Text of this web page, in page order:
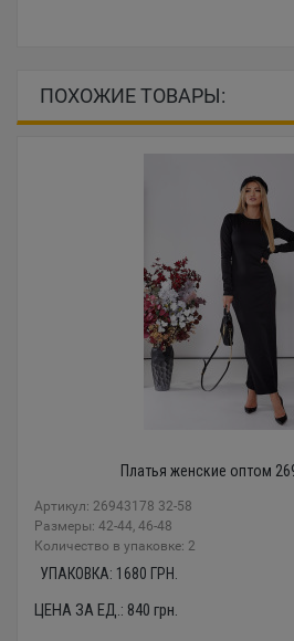
ПОХОЖИЕ ТОВАРЫ:
Платья женские оптом
Артикул: 26943178 32-58
Размеры: 42-44, 46-48
Количество в упаковке: 2
УПАКОВКА: 1680 ГРН.
ЦЕНА ЗА ЕД.: 840 грн.